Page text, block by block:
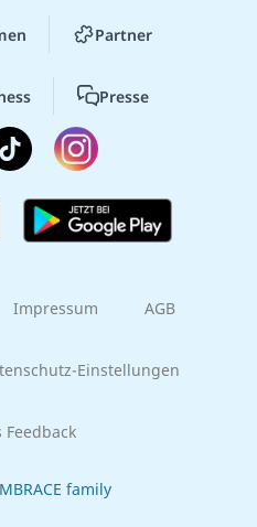
Partner
Presse
Impressum AGB
Einstellungen
Feedback
family